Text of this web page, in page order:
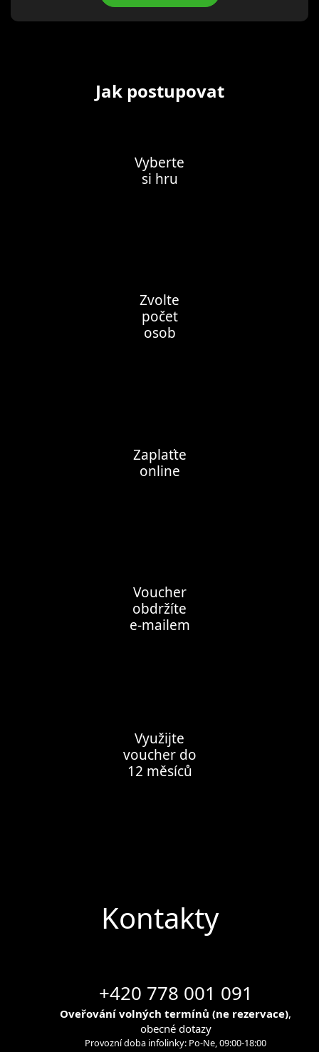
Jak postupovat
Vyberte
si hru
Zvolte
počet
osob
Zaplaťte
online
Voucher
obdržíte
e-mailem
Využijte
voucher do
12 měsíců
Kontakty
+420 778 001 091
Oveřování volných termínů (ne rezervace),
obecné dotazy
Provozní doba infolinky: Po-Ne, 09:00-18:00